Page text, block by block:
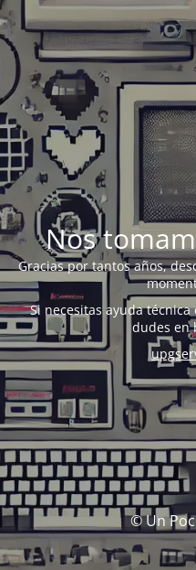
Nos
Gracias por tantos años,
Si necesitas ayuda
dudes en
© Un